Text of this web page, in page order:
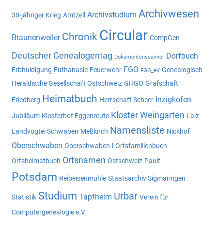
30-jähriger Krieg Amtzell Archivstudium Archivwesen
Braunenweiler Chronik Circular CompGen
Deutscher Genealogentag Dokumentenscanner Dorfbuch
Erbhuldigung Euthanasie Feuerwehr FGO FGO_eV Genealogisch-
Heraldische Gesellschaft Ostschweiz GHGO Grafschaft
Friedberg Heimatbuch Herrschaft Scheer Inzigkofen
Jubiläum Klosterhof Eggenreute Kloster Weingarten Laiz
Landvogtei Schwaben Meßkirch Namensliste Nickhof
Oberschwaben Oberschwaben-l Ortsfamilienbuch
Ortsheimatbuch Ortsnamen Ostschweiz Pault
Potsdam Reibeisenmühle Staatsarchiv Sigmaringen
Statistik Studium Tapfheim Urbar Verein für
Computergenealogie e.V.